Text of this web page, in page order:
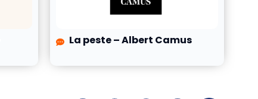
La peste – Albert Camus